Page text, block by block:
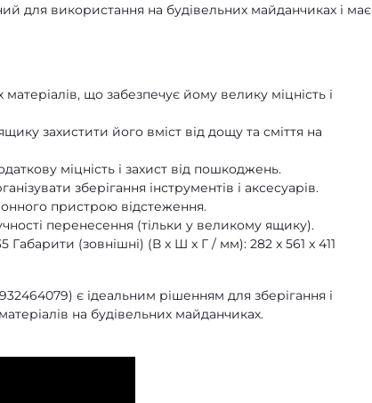
для використання на будівельних майданчиках і має
що забезпечує йому велику міцність і
захистити його вміст від дощу та сміття на
міцність і захист від пошкоджень.
зберігання інструментів і аксесуарів.
пристрою відстеження.
перенесення (тільки у великому ящику).
(зовнішні) (В x Ш x Г / мм): 282 x 561 x 411
є ідеальним рішенням для зберігання і
на будівельних майданчиках.